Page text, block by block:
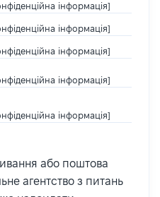
інформація]
інформація]
інформація]
інформація]
інформація]
або поштова
агентство з питань